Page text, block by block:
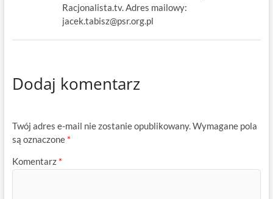
Racjonalista.tv. Adres mailowy:
jacek.tabisz@psr.org.pl
Dodaj komentarz
Twój adres e-mail nie zostanie opublikowany.Wymagane pola
są oznaczone *
Komentarz *